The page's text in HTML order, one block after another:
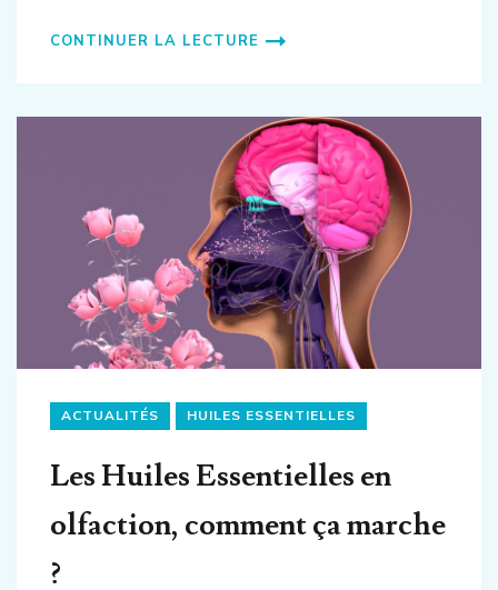
CONTINUER LA LECTURE
ACTUALITÉS HUILES ESSENTIELLES
Les Huiles Essentielles en
olfaction, comment ça marche
?